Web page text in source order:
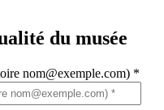
du musée
nom@exemple.com) *